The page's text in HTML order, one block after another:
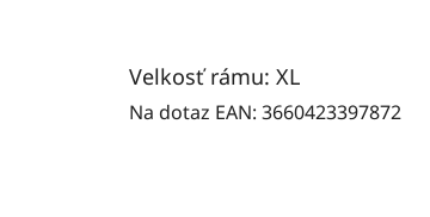
Velkosť rámu: XL
Na dotaz EAN: 3660423397872